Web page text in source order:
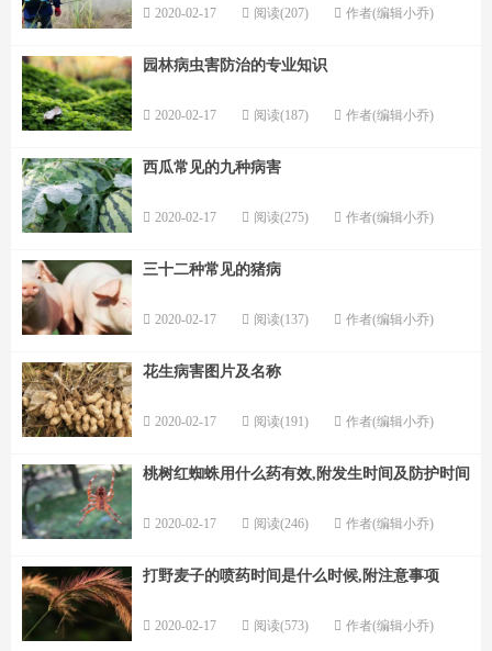
2020-02-17 阅读(207) 作者(编辑小乔)
园林病虫害防治的专业知识
2020-02-17 阅读(187) 作者(编辑小乔)
西瓜常见的九种病害
2020-02-17 阅读(275) 作者(编辑小乔)
三十二种常见的猪病
2020-02-17 阅读(137) 作者(编辑小乔)
花生病害图片及名称
2020-02-17 阅读(191) 作者(编辑小乔)
桃树红蜘蛛用什么药有效,附发生时间及防护时间
2020-02-17 阅读(246) 作者(编辑小乔)
打野麦子的喷药时间是什么时候,附注意事项
2020-02-17 阅读(573) 作者(编辑小乔)